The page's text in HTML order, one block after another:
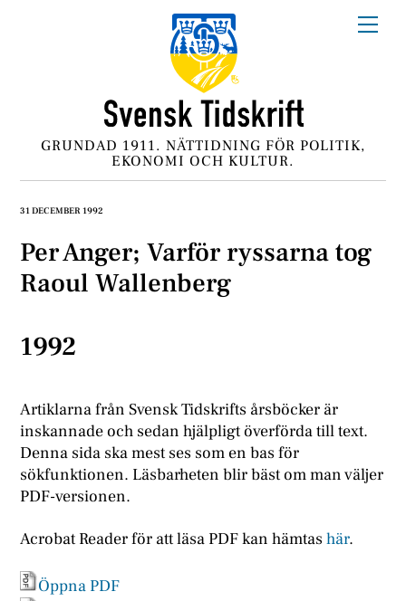
GRUNDAD 1911. NÄTTIDNING FÖR POLITIK,
EKONOMI OCH KULTUR.
31 DECEMBER 1992
Per Anger; Varför ryssarna tog
Raoul Wallenberg
1992
Artiklarna från Svensk Tidskrifts årsböcker är
inskannade och sedan hjälpligt överförda till text.
Denna sida ska mest ses som en bas för
sökfunktionen. Läsbarheten blir bäst om man väljer
PDF-versionen.
Acrobat Reader för att läsa PDF kan hämtashär.
Öppna PDF